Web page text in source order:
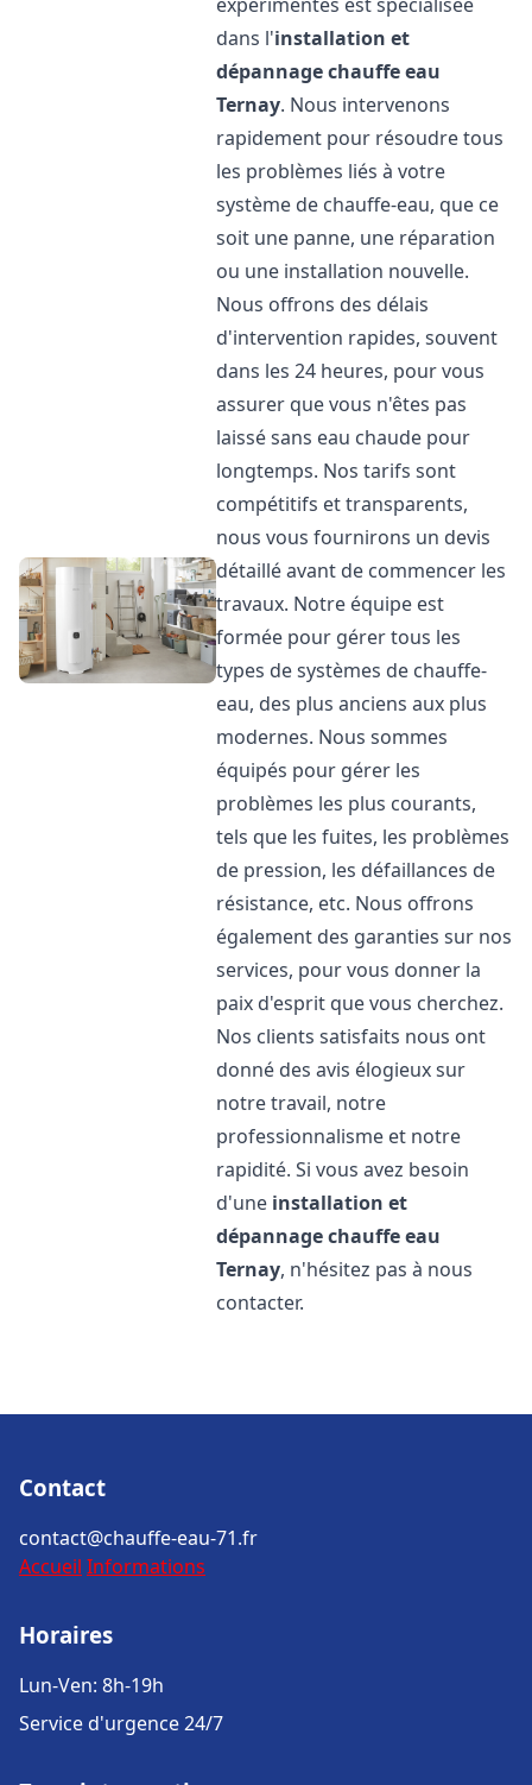
dans l'installation et
dépannage chauffe eau
Ternay. Nous intervenons
rapidement pour résoudre tous
les problèmes liés à votre
système de chauffe-eau, que ce
soit une panne, une réparation
ou une installation nouvelle.
Nous offrons des délais
d'intervention rapides, souvent
dans les 24 heures, pour vous
assurer que vous n'êtes pas
laissé sans eau chaude pour
longtemps. Nos tarifs sont
compétitifs et transparents,
nous vous fournirons un devis
détaillé avant de commencer les
travaux. Notre équipe est
formée pour gérer tous les
types de systèmes de chauffe-
eau, des plus anciens aux plus
modernes. Nous sommes
équipés pour gérer les
problèmes les plus courants,
tels que les fuites, les problèmes
de pression, les défaillances de
résistance, etc. Nous offrons
également des garanties sur nos
services, pour vous donner la
paix d'esprit que vous cherchez.
Nos clients satisfaits nous ont
donné des avis élogieux sur
notre travail, notre
professionnalisme et notre
rapidité. Si vous avez besoin
d'une installation et
dépannage chauffe eau
Ternay, n'hésitez pas à nous
contacter.
Contact
contact@chauffe-eau-71.fr
Accueil Informations
Horaires
Lun-Ven: 8h-19h
Service d'urgence 24/7